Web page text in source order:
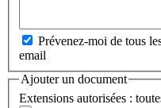
Prévenez-moi de tous
email
Ajouter un document
Extensions autorisées :